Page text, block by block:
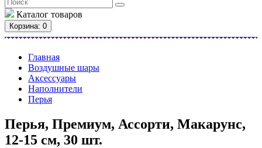
Каталог товаров
Корзина: 0
Главная
Воздушные шары
Аксессуары
Наполнители
Перья
Перья, Премиум, Ассорти, Макарунс,
12-15 см, 30 шт.